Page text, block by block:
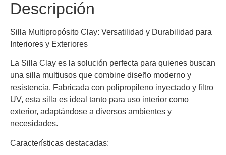
Descripción
Silla Multipropósito Clay: Versatilidad y Durabilidad para
Interiores y Exteriores
La Silla Clay es la solución perfecta para quienes buscan
una silla multiusos que combine diseño moderno y
resistencia. Fabricada con polipropileno inyectado y filtro
UV, esta silla es ideal tanto para uso interior como
exterior, adaptándose a diversos ambientes y
necesidades.
Características destacadas: